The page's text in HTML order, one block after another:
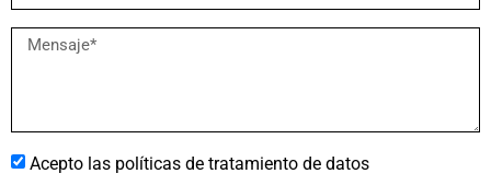
Acepto las políticas de tratamiento de datos